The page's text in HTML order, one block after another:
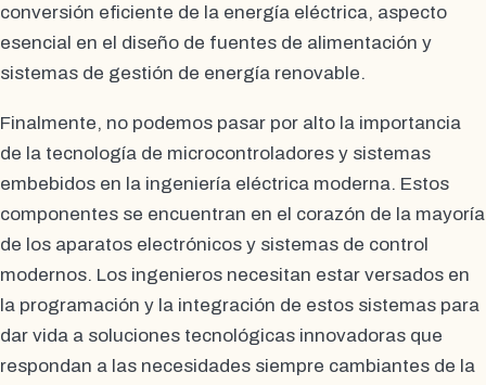
conversión eficiente de la energía eléctrica, aspecto
esencial en el diseño de fuentes de alimentación y
sistemas de gestión de energía renovable.
Finalmente, no podemos pasar por alto la importancia
de la tecnología de microcontroladores y sistemas
embebidos en la ingeniería eléctrica moderna. Estos
componentes se encuentran en el corazón de la mayoría
de los aparatos electrónicos y sistemas de control
modernos. Los ingenieros necesitan estar versados en
la programación y la integración de estos sistemas para
dar vida a soluciones tecnológicas innovadoras que
respondan a las necesidades siempre cambiantes de la